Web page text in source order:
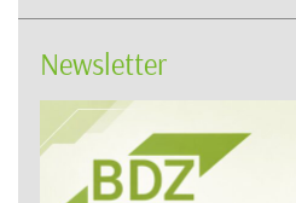
Newsletter